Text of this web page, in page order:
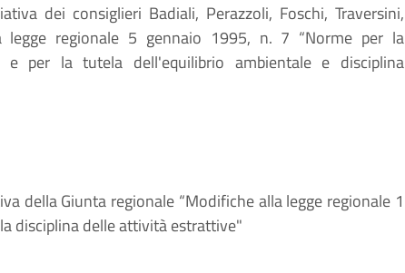
dei consiglieri Badiali, Perazzoli, Foschi, Traversini,
legge regionale 5 gennaio 1995, n. 7 “Norme per la
e per la tutela dell'equilibrio ambientale e disciplina
della Giunta regionale “Modifiche alla legge regionale 1
disciplina delle attività estrattive"